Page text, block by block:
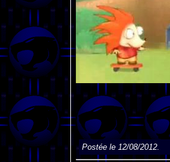
Postée le 12/08/2012.